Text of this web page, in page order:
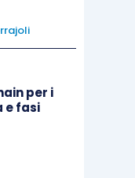
per i
e fasi